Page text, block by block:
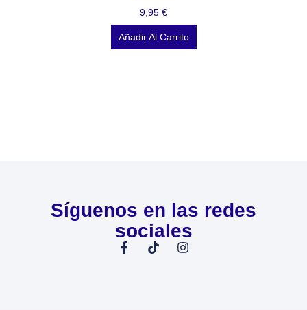
9,95 €
Añadir Al Carrito
Síguenos en las redes
sociales